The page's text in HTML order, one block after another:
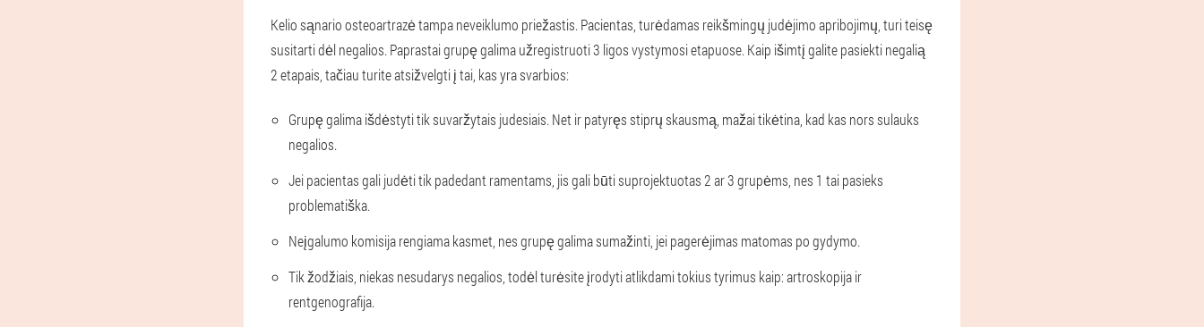
Kelio sąnario osteoartrazė tampa neveiklumo priežastis. Pacientas, turėdamas reikšmingų judėjimo apribojimų, turi teisę
susitarti dėl negalios. Paprastai grupę galima užregistruoti 3 ligos vystymosi etapuose. Kaip išimtį galite pasiekti negalią
2 etapais, tačiau turite atsižvelgti į tai, kas yra svarbios:
Grupę galima išdėstyti tik suvaržytais judesiais. Net ir patyręs stiprų skausmą, mažai tikėtina, kad kas nors sulauks
negalios.
Jei pacientas gali judėti tik padedant ramentams, jis gali būti suprojektuotas 2 ar 3 grupėms, nes 1 tai pasieks
problematiška.
Neįgalumo komisija rengiama kasmet, nes grupę galima sumažinti, jei pagerėjimas matomas po gydymo.
Tik žodžiais, niekas nesudarys negalios, todėl turėsite įrodyti atlikdami tokius tyrimus kaip: artroskopija ir
rentgenografija.